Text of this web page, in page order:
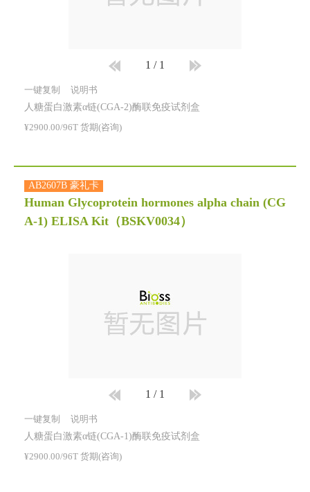
1 / 1
一键复制 说明书
人糖蛋白激素α链(CGA-2)酶联免疫试剂盒
¥2900.00/96T 货期(咨询)
AB2607B 豪礼卡
Human Glycoprotein hormones alpha chain (CG
A-1) ELISA Kit （BSKV0034）
1 / 1
一键复制 说明书
人糖蛋白激素α链(CGA-1)酶联免疫试剂盒
¥2900.00/96T 货期(咨询)